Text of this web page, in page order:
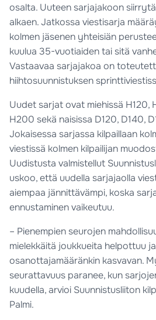
osalta. Uuteen sarjajakoon
alkaen. Jatkossa viestisarja
kolmen jäsenen yhteisiän
kuulua 35-vuotiaiden tai sitä
Vastaavaa sarjajakoa on
hiihtosuunnistuksen
Uudet sarjat ovat miehissä H120,
H200 sekä naisissa D120, D140,
Jokaisessa sarjassa kilpaillaan
viestissä kolmen kilpailijan
Uudistusta valmistellut
uskoo, että uudella sarjajaolla
aiempaa jännittävämpi, koska
ennustaminen vaikeutuu.
– Pienempien seurojen
mielekkäitä joukkueita helpottuu
osanottajamääränkin kasvavan.
seurattavuus paranee, kun
kuudella, arvioi Suunnistusliiton
Palmi.